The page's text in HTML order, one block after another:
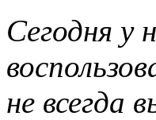
Сегодня у
не всегда